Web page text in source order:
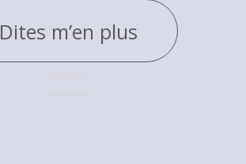
Dites m’en plus